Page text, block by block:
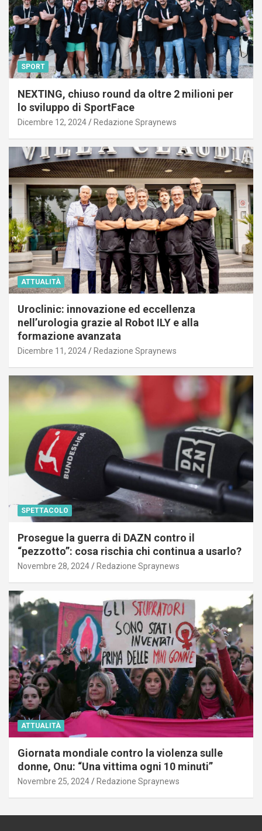
SPORT
NEXTING, chiuso round da oltre 2 milioni per
lo sviluppo di SportFace
Dicembre 12, 2024 Redazione Spraynews
ATTUALITÀ
Uroclinic: innovazione ed eccellenza
nell’urologia grazie al Robot ILY e alla
formazione avanzata
Dicembre 11, 2024 Redazione Spraynews
SPETTACOLO
Prosegue la guerra di DAZN contro il
“pezzotto”: cosa rischia chi continua a usarlo?
Novembre 28, 2024 Redazione Spraynews
ATTUALITÀ
Giornata mondiale contro la violenza sulle
donne, Onu: “Una vittima ogni 10 minuti”
Novembre 25, 2024 Redazione Spraynews